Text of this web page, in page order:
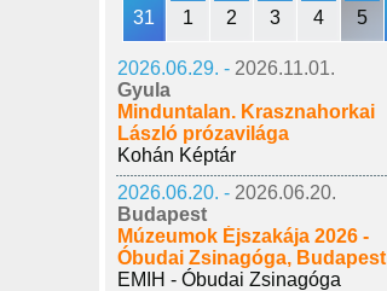
31 1 2 3 4 5
2026.06.29. - 2026.11.01.
Gyula
Minduntalan. Krasznahorkai
László prózavilága
Kohán Képtár
2026.06.20. - 2026.06.20.
Budapest
Múzeumok Éjszakája 2026 -
Óbudai Zsinagóga, Budapest
EMIH - Óbudai Zsinagóga